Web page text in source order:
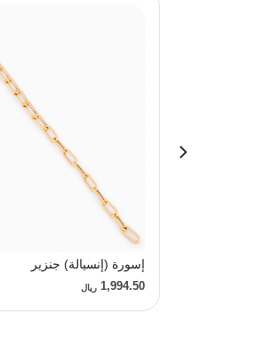
إسورة (إنسيالة) جنزير
1,994.50 ريال